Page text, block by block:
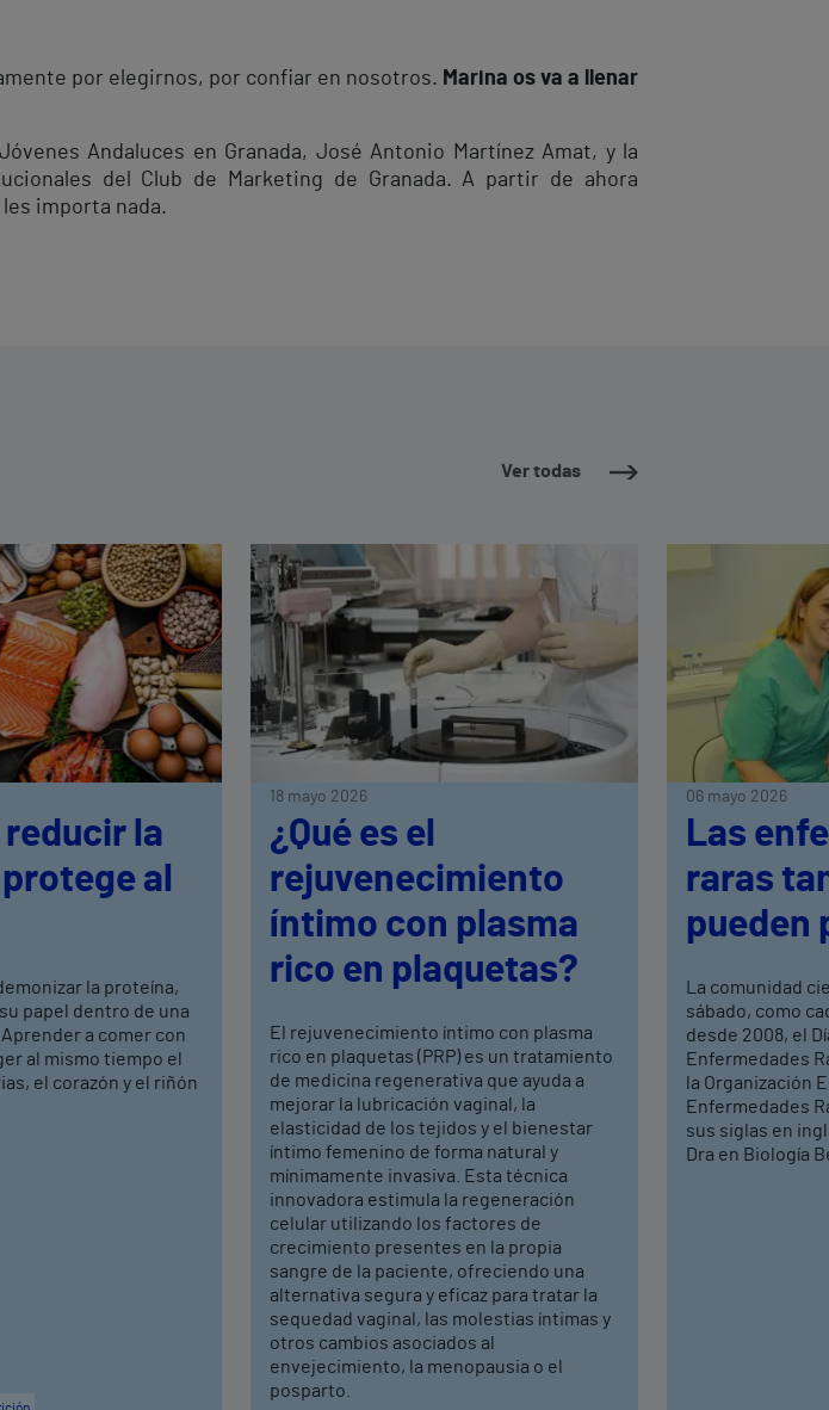
por elegirnos, por confiar en nosotros. Marina os va a llenar
Andaluces en Granada, José Antonio Martínez Amat, y la
del Club de Marketing de Granada. A partir de ahora
importa nada.
Ver todas
reducir la
al
la proteína,
papel dentro de una
a comer con
al mismo tiempo el
el corazón y el riñón
18 mayo 2026
¿Qué es el
rejuvenecimiento
íntimo con plasma
rico en plaquetas?
El rejuvenecimiento íntimo con plasma
rico en plaquetas (PRP) es un tratamiento
de medicina regenerativa que ayuda a
mejorar la lubricación vaginal, la
elasticidad de los tejidos y el bienestar
íntimo femenino de forma natural y
mínimamente invasiva. Esta técnica
innovadora estimula la regeneración
celular utilizando los factores de
crecimiento presentes en la propia
sangre de la paciente, ofreciendo una
alternativa segura y eficaz para tratar la
sequedad vaginal, las molestias íntimas y
otros cambios asociados al
envejecimiento, la menopausia o el
posparto.
06 mayo 2026
Las
raras
pueden
La comunidad
sábado, como
desde 2008, el
Enfermedades
la Organización
Enfermedades
sus siglas en
Dra en Biología